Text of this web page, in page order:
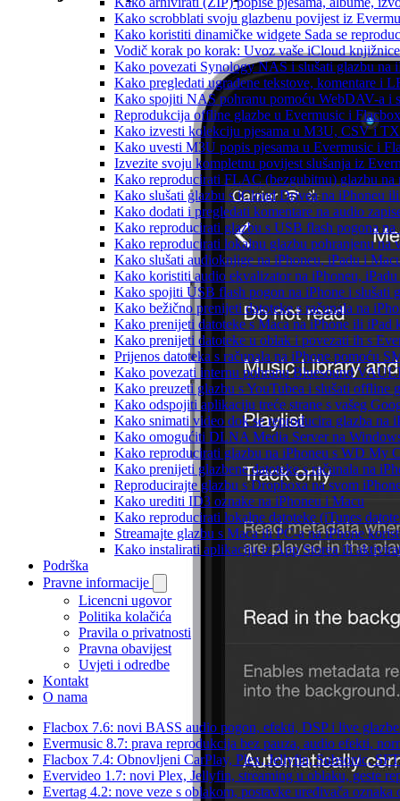
Kako scrobblati svoju glazbenu povijest iz
Kako koristiti dinamičke widgete Sada se
Vodič korak po korak: Uvoz vaše iCloud
Kako povezati Synology NAS i slušati glazbu na
Kako pregledati ugrađene tekstove, komentare i
Kako spojiti NAS pohranu pomoću WebDAV-a i
Reprodukcija offline glazbe u Evermusic i
Kako izvesti kolekciju pjesama u M3U, CSV i
Kako uvesti M3U popis pjesama u Evermusic i
Izvezite svoju kompletnu povijest slušanja iz
Kako reproducirati FLAC (bezgubitnu) glazbu na
Kako slušati glazbu s iCloud Drivea na iPhoneu
Kako dodati i pregledati komentare na audio
Kako reproducirati glazbu s USB flash pogona
Kako reproducirati lokalnu glazbu pohranjenu na
Kako slušati audioknjige na iPhoneu, iPadu i
Kako koristiti audio ekvalizator na iPhoneu,
Kako spojiti USB flash pogon na iPhone i slušati
Kako bežično prenijeti datoteke s računala na
Kako prenijeti datoteke s Maca na iPhone ili iPad
Kako prenijeti datoteke u oblak i povezati ih s
Prijenos datoteka s računala na iPhone pomoću
Kako povezati internu pohranu Bluesound
Kako preuzeti glazbu s YouTubea i slušati offline
Kako odspojiti aplikaciju treće strane s vašeg
Kako snimati video dok se reproducira glazba na
Kako omogućiti DLNA Media Server na
Kako reproducirati glazbu na iPhoneu s WD My
Kako prenijeti glazbene datoteke s računala na
Reproducirajte glazbu s Dropboxa na svom
Kako urediti ID3 oznake na iPhoneu i Macu
Kako reproducirati lokalne datoteke (iTunes
Streamajte glazbu s Maca ili PC-a na iPhone
Kako instalirati aplikaciju iz App Storea ili
Podrška
Pravne informacije
Licencni ugovor
Politika kolačića
Pravila o privatnosti
Pravna obavijest
Uvjeti i odredbe
Kontakt
O nama
Flacbox 7.6: novi BASS audio pogon, efekti, DSP i live
Evermusic 8.7: prava reprodukcija bez pauza, audio efekti,
Flacbox 7.4: Obnovljeni CarPlay, Plex, Jellyfin, Subsonic,
Evervideo 1.7: novi Plex, Jellyfin, streaming u oblaku, geste
Evertag 4.2: nove veze s oblakom, postavke uređivača oznaka